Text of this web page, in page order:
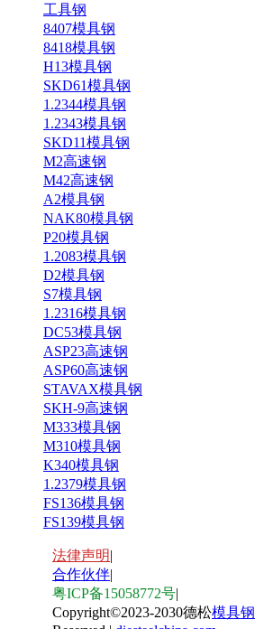
工具钢
8407模具钢
8418模具钢
H13模具钢
SKD61模具钢
1.2344模具钢
1.2343模具钢
SKD11模具钢
M2高速钢
M42高速钢
A2模具钢
NAK80模具钢
P20模具钢
1.2083模具钢
D2模具钢
S7模具钢
1.2316模具钢
DC53模具钢
ASP23高速钢
ASP60高速钢
STAVAX模具钢
SKH-9高速钢
M333模具钢
M310模具钢
K340模具钢
1.2379模具钢
FS136模具钢
FS139模具钢
法律声明|
合作伙伴|
粤ICP备15058772号|
Copyright©2023-2030德松模具钢